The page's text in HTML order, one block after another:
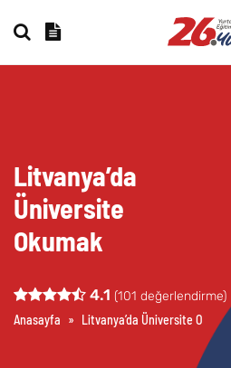
Litvanya’da
Üniversite
Okumak
4.1 (101 değerlendirme)
Anasayfa » Litvanya’da Üniversite Okumak